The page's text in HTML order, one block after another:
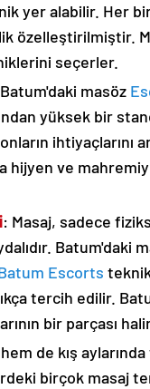
yer alabilir. Her
özelleştirilmiştir.
seçerler.
masöz
yüksek bir
ihtiyaçlarını
hijyen ve
: Masaj, sadece
Batum'daki
Escorts
tercih edilir.
bir parçası
de kış
birçok masaj